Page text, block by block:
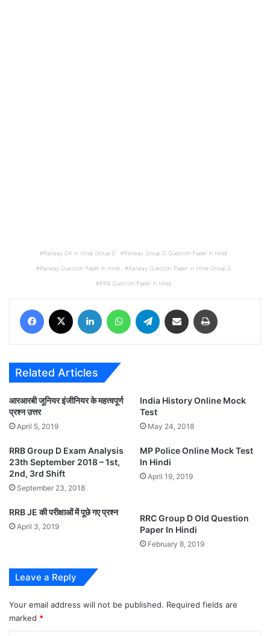
Railway GK in Hindi Group D Railway Group D Question Paper In Hindi
Railway Question Paper In Hindi Railway Question Paper in Hindi Group D
RRB Question Paper In Hindi
Facebook LinkedIn WhatsAppTelegram Share via Email
Related Articles
आरआरबी जूनियर इंजीनियर के महत्वपूर्ण
प्रश्न उत्तर
April 5, 2019
India History Online Mock
Test
May 24, 2018
RRB Group D Exam Analysis
23th September 2018 – 1st,
2nd, 3rd Shift
September 23, 2018
MP Police Online Mock Test
In Hindi
April 19, 2019
RRB JE की परीक्षाओं में पूछे गए प्रश्न
April 3, 2019
RRC Group D Old Question
Paper In Hindi
February 8, 2019
Leave a Reply
Your email address will not be published. Required fields are
marked *